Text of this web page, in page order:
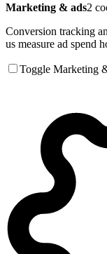
Marketing & ads2
Conversion tracking
us measure ad spend
Toggle Marketing